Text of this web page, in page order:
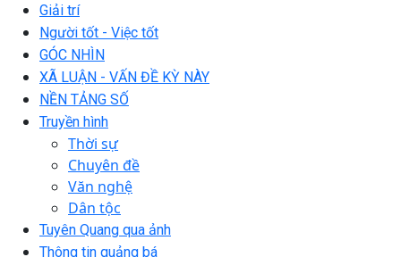
Giải trí
Người tốt - Việc tốt
GÓC NHÌN
XÃ LUẬN - VẤN ĐỀ KỲ NÀY
NỀN TẢNG SỐ
Truyền hình
Thời sự
Chuyên đề
Văn nghệ
Dân tộc
Tuyên Quang qua ảnh
Thông tin quảng bá